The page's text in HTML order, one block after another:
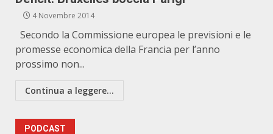
4 Novembre 2014
Secondo la Commissione europea le previsioni e le
promesse economica della Francia per l’anno
prossimo non...
Continua a leggere...
PODCAST